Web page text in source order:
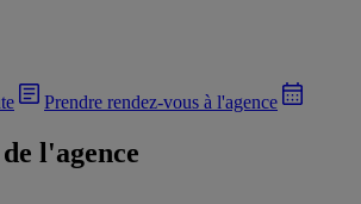
Prendre rendez-vous à l'agence
l'agence